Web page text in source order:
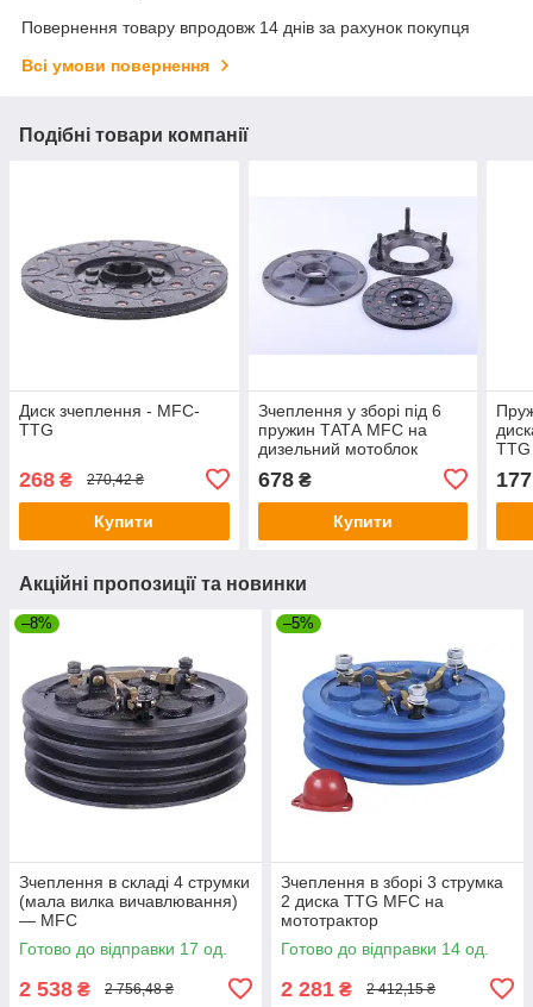
Повернення товару впродовж 14 днів за рахунок покупця
Всі умови повернення
Подібні товари компанії
Диск зчеплення - MFC-
TTG
268 ₴ 270,42 ₴
Купити
Зчеплення у зборі під 6
пружин ТАТА MFC на
дизельний мотоблок
678₴
Купити
TTG
177
Акційні пропозиції та новинки
–8%
Зчеплення в складі 4 струмки
(мала вилка вичавлювання)
— MFC
Готово до відправки 17 од.
2 538 ₴ 2 756,48 ₴
–5%
Зчеплення в зборі 3 струмка
2 диска TTG MFC на
мототрактор
Готово до відправки 14 од.
2 281 ₴ 2 412,15 ₴